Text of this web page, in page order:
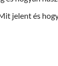
jelent és